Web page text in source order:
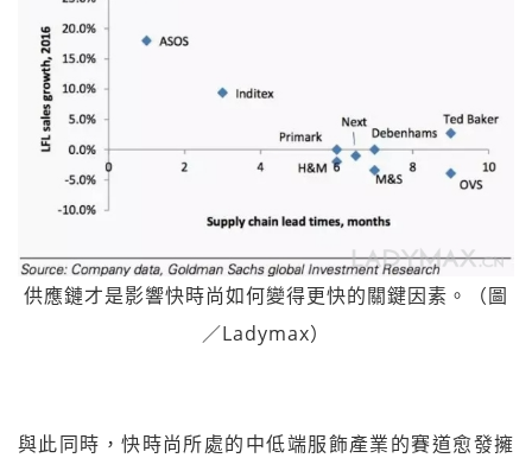
供應鏈才是影響快時尚如何變得更快的關鍵因素。（圖
／Ladymax）
與此同時，快時尚所處的中低端服飾產業的賽道愈發擁